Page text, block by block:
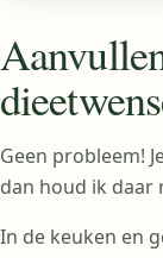
Geen probleem!
dan houd ik daar
In de keuken en